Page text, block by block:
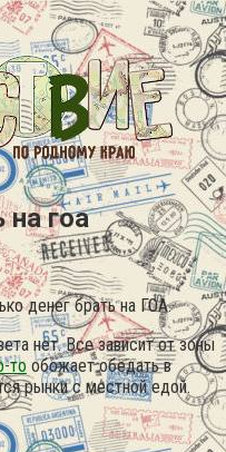
на гоа
денег брать на ГОА.
нет. Все зависит от зоны
то обожает обедать в
рынки с местной едой.